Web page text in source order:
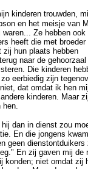
kinderen trouwden,
en het meisje van
Ze hebben ook
heeft die met broeder
zij hun plaats hebben
naar de
Die kinderen
eerbiedig zijn
dat omdat ik hen
kinderen. Maar
dan in dienst zou
En die jongens
geen dienstontduikers
En zij gaven mij de
konden; niet omdat zij